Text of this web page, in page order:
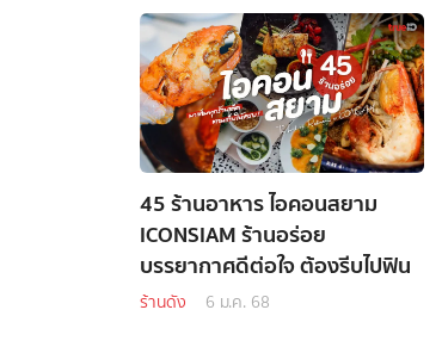
45 ร้านอาหาร ไอคอนสยาม
ICONSIAM ร้านอร่อย
บรรยากาศดีต่อใจ ต้องรีบไปฟิน
ร้านดัง 6 ม.ค. 68